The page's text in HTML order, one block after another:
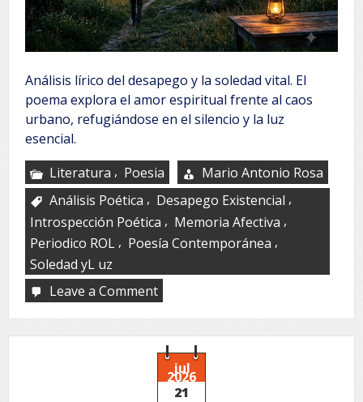
Análisis lírico del desapego y la soledad vital. El
poema explora el amor espiritual frente al caos
urbano, refugiándose en el silencio y la luz
esencial.
Literatura , Poesia
Mario Antonio Rosa
Análisis Poética , Desapego Existencial ,
Introspección Poética , Memoria Afectiva ,
Periodico ROL , Poesía Contemporánea ,
Soledad yL uz
Leave a Commenton
enemigo
de
los
nombres
jul
2026
21